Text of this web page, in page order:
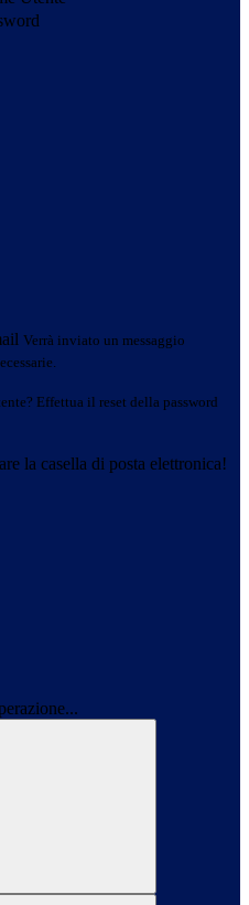
Verrà inviato un messaggio
Effettua il reset della password
la casella di posta elettronica!